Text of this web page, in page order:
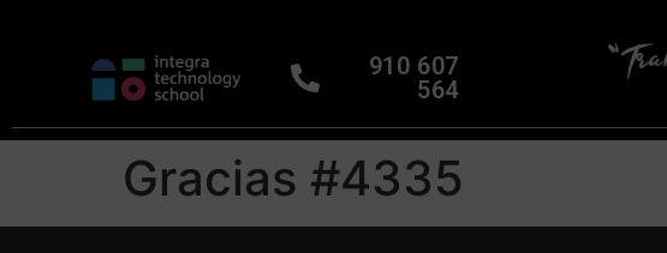
910 607
564
Gracias #4335